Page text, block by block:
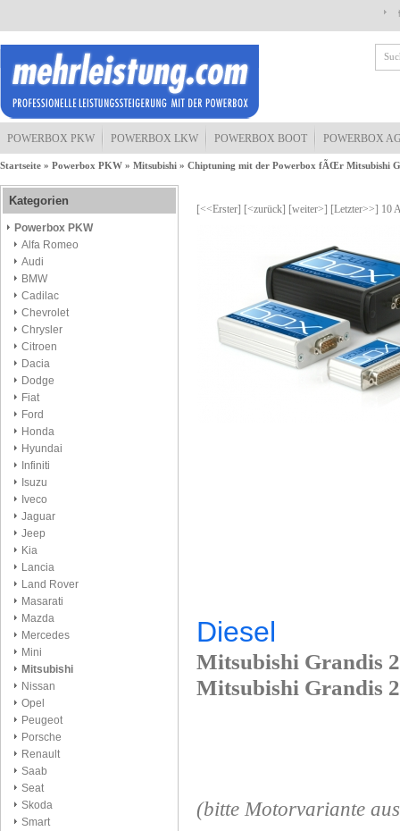
POWERBOX PKW POWERBOX LKW POWERBOX BOOT POWERBOX
Startseite » Powerbox PKW » Mitsubishi » Chiptuning mit der Powerbox fÃŒr Mitsubishi
[<<Erster] [<zurück] [weiter>] [Letzter>>] 10
Diesel
Mitsubishi Grandis
Mitsubishi Grandis
(bitte Motorvariante
Kategorien
Powerbox PKW
Alfa Romeo
Audi
BMW
Cadilac
Chevrolet
Chrysler
Citroen
Dacia
Dodge
Fiat
Ford
Honda
Hyundai
Infiniti
Isuzu
Iveco
Jaguar
Jeep
Kia
Lancia
Land Rover
Masarati
Mazda
Mercedes
Mini
Mitsubishi
Nissan
Opel
Peugeot
Porsche
Renault
Saab
Seat
Skoda
Smart